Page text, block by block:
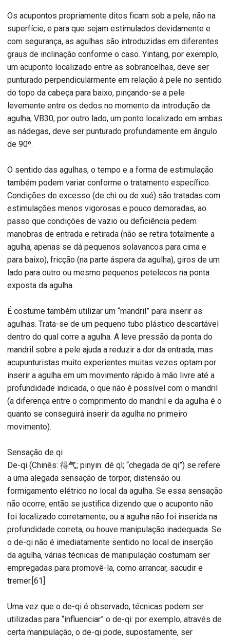
Os acupontos propriamente ditos ficam sob a pele, não na
superfície, e para que sejam estimulados devidamente e
com segurança, as agulhas são introduzidas em diferentes
graus de inclinação conforme o caso. Yintang, por exemplo,
um acuponto localizado entre as sobrancelhas, deve ser
punturado perpendicularmente em relação à pele no sentido
do topo da cabeça para baixo, pinçando-se a pele
levemente entre os dedos no momento da introdução da
agulha; VB30, por outro lado, um ponto localizado em ambas
as nádegas, deve ser punturado profundamente em ângulo
de 90º.
O sentido das agulhas, o tempo e a forma de estimulação
também podem variar conforme o tratamento específico.
Condições de excesso (de chi ou de xué) são tratadas com
estimulações menos vigorosas e pouco demoradas, ao
passo que condições de vazio ou deficiência pedem
manobras de entrada e retirada (não se retira totalmente a
agulha, apenas se dá pequenos solavancos para cima e
para baixo), fricção (na parte áspera da agulha), giros de um
lado para outro ou mesmo pequenos petelecos na ponta
exposta da agulha.
É costume também utilizar um “mandril” para inserir as
agulhas. Trata-se de um pequeno tubo plástico descartável
dentro do qual corre a agulha. A leve pressão da ponta do
mandril sobre a pele ajuda a reduzir a dor da entrada, mas
acupunturistas muito experientes muitas vezes optam por
inserir a agulha em um movimento rápido à mão livre até a
profundidade indicada, o que não é possível com o mandril
(a diferença entre o comprimento do mandril e da agulha é o
quanto se conseguirá inserir da agulha no primeiro
movimento).
Sensação de qi
De-qi (Chinês: 得气; pinyin: dé qì; “chegada de qi”) se refere
a uma alegada sensação de torpor, distensão ou
formigamento elétrico no local da agulha. Se essa sensação
não ocorre, então se justifica dizendo que o acuponto não
foi localizado corretamente, ou a agulha não foi inserida na
profundidade correta, ou houve manipulação inadequada. Se
o de-qi não é imediatamente sentido no local de inserção
da agulha, várias técnicas de manipulação costumam ser
empregadas para promovê-la, como arrancar, sacudir e
tremer.[61]
Uma vez que o de-qi é observado, técnicas podem ser
utilizadas para “influenciar” o de-qi: por exemplo, através de
certa manipulação, o de-qi pode, supostamente, ser